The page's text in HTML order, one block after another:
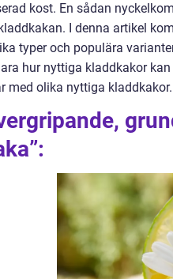
kost. En sådan
I denna artikel
typer och populära
hur nyttiga kladdkakor
med olika nyttiga kladdkakor.